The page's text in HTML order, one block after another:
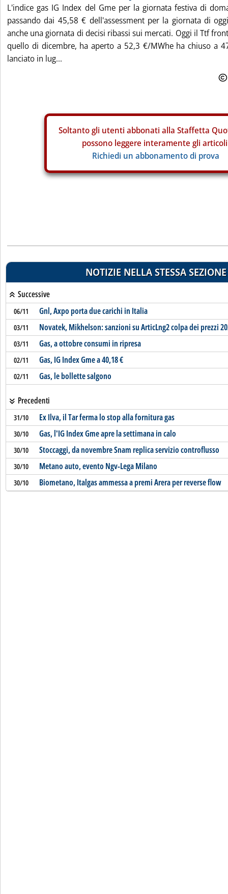
L'indice gas IG Index del Gme per la giornata festiva di
passando dai 45,58 € dell'assessment per la giornata di
anche una giornata di decisi ribassi sui mercati. Oggi il Ttf
quello di dicembre, ha aperto a 52,3 €/MWhe ha chiuso a
lanciato in lug...
Soltanto gli utenti abbonati alla Staffetta
possono leggere interamente gli
Richiedi un abbonamento di prova
NOTIZIE NELLA STESSA SEZIONE
Successive
06/11 Gnl, Axpo porta due carichi in Italia
03/11 Novatek, Mikhelson: sanzioni su ArticLng2 colpa dei prezzi
03/11 Gas, a ottobre consumi in ripresa
02/11 Gas, IG Index Gme a 40,18 €
02/11 Gas, le bollette salgono
Precedenti
31/10 Ex Ilva, il Tar ferma lo stop alla fornitura gas
30/10 Gas, l'IG Index Gme apre la settimana in calo
30/10 Stoccaggi, da novembre Snam replica servizio controflusso
30/10 Metano auto, evento Ngv-Lega Milano
30/10 Biometano, Italgas ammessa a premi Arera per reverse flow